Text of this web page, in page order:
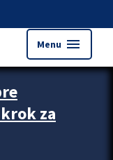
Menu menu
za